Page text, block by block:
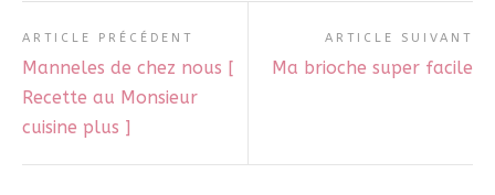
ARTICLE PRÉCÉDENT
Manneles de chez nous [
Recette au Monsieur
cuisine plus ]
ARTICLE SUIVANT
Ma brioche super facile